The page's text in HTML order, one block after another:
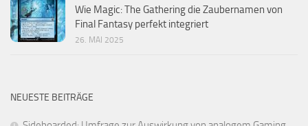
Wie Magic: The Gathering die Zaubernamen von
Final Fantasy perfekt integriert
26. MAI 2025
NEUESTE BEITRÄGE